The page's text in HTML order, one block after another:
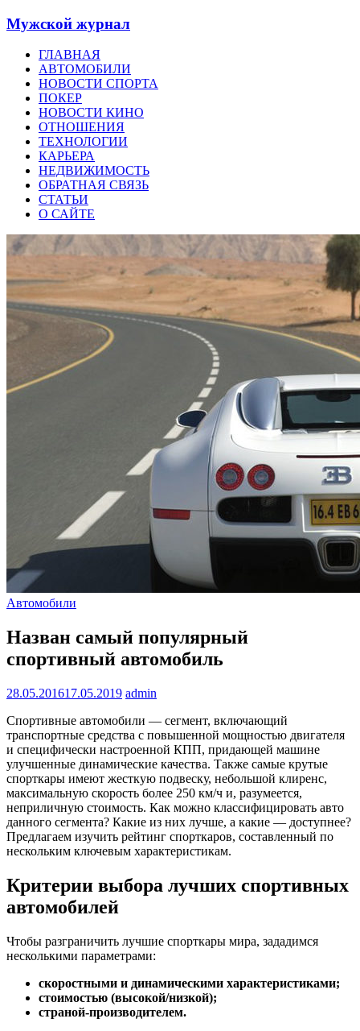
Мужской журнал
ГЛАВНАЯ
АВТОМОБИЛИ
НОВОСТИ СПОРТА
ПОКЕР
НОВОСТИ КИНО
ОТНОШЕНИЯ
ТЕХНОЛОГИИ
КАРЬЕРА
НЕДВИЖИМОСТЬ
ОБРАТНАЯ СВЯЗЬ
СТАТЬИ
О САЙТЕ
Автомобили
Назван самый популярный
спортивный автомобиль
28.05.201617.05.2019 admin
Спортивные автомобили — сегмент, включающий
транспортные средства с повышенной мощностью двигателя
и специфически настроенной КПП, придающей машине
улучшенные динамические качества. Также самые крутые
спорткары имеют жесткую подвеску, небольшой клиренс,
максимальную скорость более 250 км/ч и, разумеется,
неприличную стоимость. Как можно классифицировать авто
данного сегмента? Какие из них лучше, а какие — доступнее?
Предлагаем изучить рейтинг спорткаров, составленный по
нескольким ключевым характеристикам.
Критерии выбора лучших спортивных
автомобилей
Чтобы разграничить лучшие спорткары мира, зададимся
несколькими параметрами:
скоростными и динамическими характеристиками;
стоимостью (высокой/низкой);
страной-производителем.